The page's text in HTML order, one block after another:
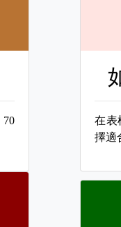
70
在表
擇適